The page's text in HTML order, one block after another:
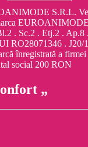
S.R.L.
. Sc.2 . Etj.2 . Ap.8
RO28071346 . J20/
înregistrată a
social 200 RON
„